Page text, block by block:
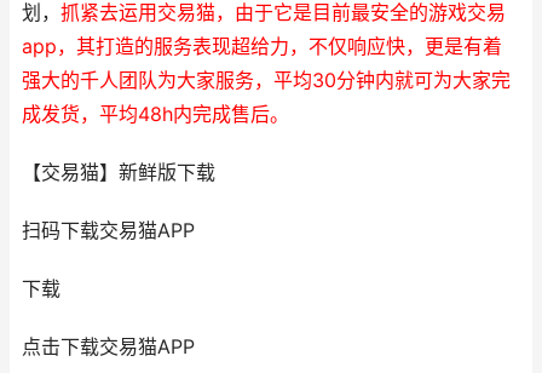
划， 抓紧去运用交易猫，由于它是目前最安全的游戏交易
app，其打造的服务表现超给力，不仅响应快，更是有着
强大的千人团队为大家服务，平均30分钟内就可为大家完
成发货，平均48h内完成售后。
【交易猫】新鲜版下载
扫码下载交易猫APP
下载
点击下载交易猫APP